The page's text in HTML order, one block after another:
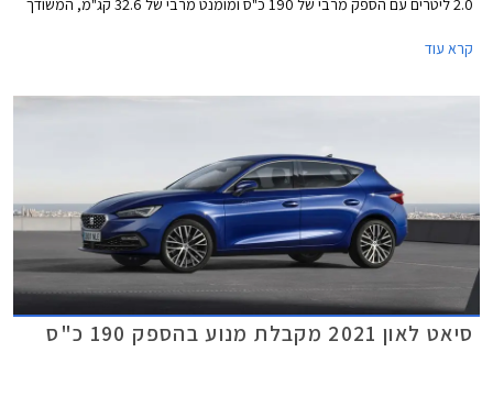
2.0 ליטרים עם הספק מרבי של 190 כ"ס ומומנט מרבי של 32.6 קג"מ, המשודך
אחורי רב חיבורי במקום קורת פיתול פשוטה אשר מותקנת בגרסאות ה- 1.5
קרא עוד
סיאט לאון 2021 מקבלת מנוע בהספק 190 כ"ס